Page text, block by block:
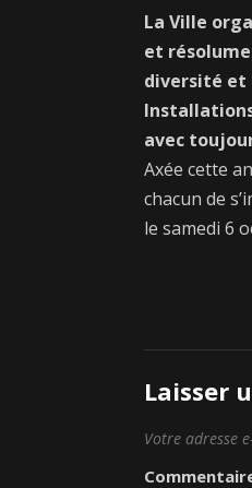
La Ville
et
diversité et
avec
Axée cette
chacun de
le samedi 6
Laisser
Votre adresse